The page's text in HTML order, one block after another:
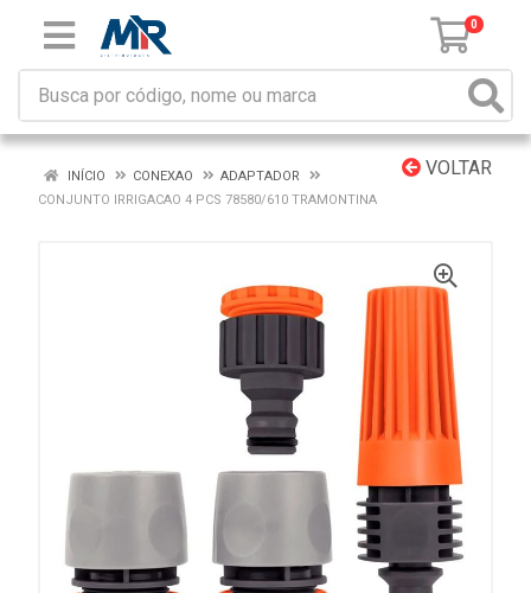
0
VOLTAR
INÍCIO CONEXAO
ADAPTADOR
CONJUNTO IRRIGACAO 4 PCS 78580/610 TRAMONTINA